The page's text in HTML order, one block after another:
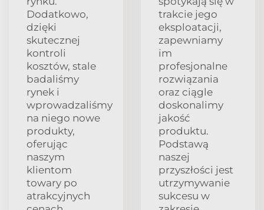
Dodatkowo,
dzięki
skutecznej
kontroli
kosztów, stale
badaliśmy
rynek i
wprowadzaliśmy
na niego nowe
produkty,
oferując
naszym
klientom
towary po
atrakcyjnych
trakcie jego
eksploatacji,
zapewniamy
im
profesjonalne
rozwiązania
oraz ciągle
doskonalimy
jakość
produktu.
Podstawą
naszej
przyszłości jest
utrzymywanie
sukcesu w